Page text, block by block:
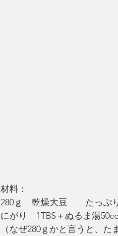
材料：
280ｇ　乾燥大豆　　たっぷ
にがり　1TBS＋ぬるま湯50cc
（なぜ280ｇかと言うと、